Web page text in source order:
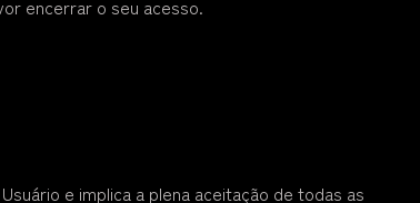
encerrar o seu acesso.
e implica a plena aceitação de todas as